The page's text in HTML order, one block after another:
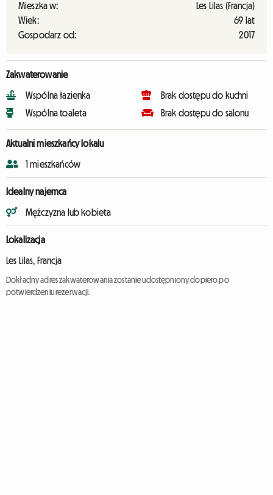
Mieszka w:
Les Lilas (Francja)
Wiek:
69 lat
Gospodarz od:
2017
Zakwaterowanie
Wspólna łazienka
Wspólna toaleta
Brak dostępu do kuchni
Brak dostępu do salonu
Aktualni mieszkańcy lokalu
1 mieszkańców
Idealny najemca
Mężczyzna lub kobieta
Lokalizacja
Les Lilas, Francja
Dokładny adres zakwaterowania zostanie udostępniony dopiero po
potwierdzeniu rezerwacji.